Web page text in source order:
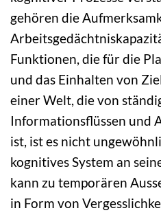
gehören die
Funktionen, die für die
und das Einhalten von
einer Welt, die von
Informationsflüssen und
ist, ist es nicht
kognitives System an
kann zu temporären
in Form von